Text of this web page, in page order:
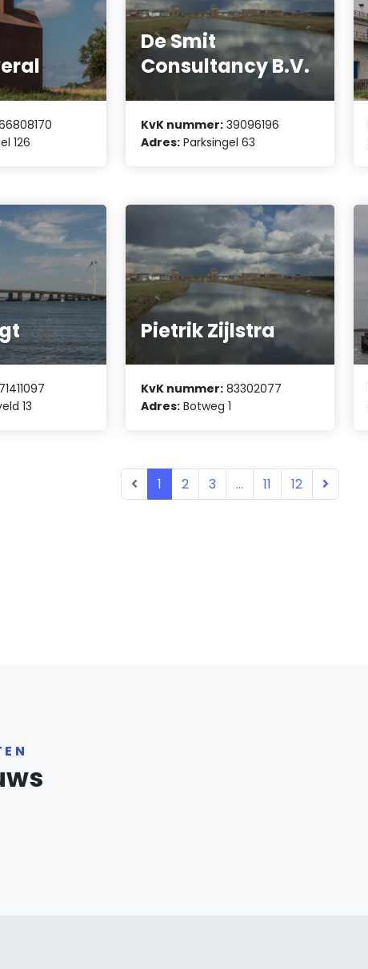
126
De Smit
Consultancy B.V.
KvK nummer: 39096196
Adres: Parksingel 63
71411097
13
Pietrik Zijlstra
KvK nummer: 83302077
Adres: Botweg 1
1 2 3 ... 11 12